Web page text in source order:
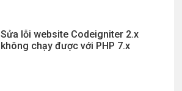
Sửa lỗi website Codeigniter 2.x
không chạy được với PHP 7.x